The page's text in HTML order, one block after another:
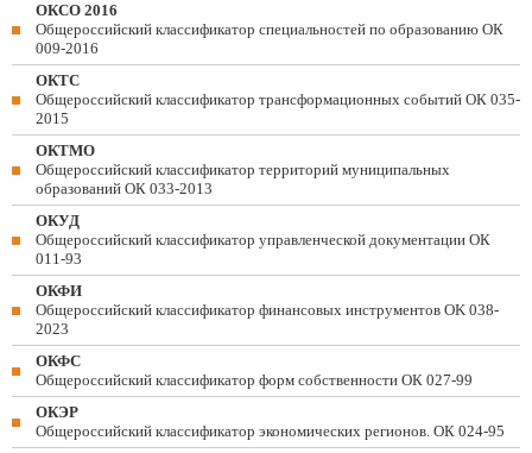
ОКСО 2016
Общероссийский классификатор специальностей по образованию ОК
009-2016
ОКТС
Общероссийский классификатор трансформационных событий ОК 035-
2015
ОКТМО
Общероссийский классификатор территорий муниципальных
образований ОК 033-2013
ОКУД
Общероссийский классификатор управленческой документации ОК
011-93
ОКФИ
Общероссийский классификатор финансовых инструментов OK 038-
2023
ОКФС
Общероссийский классификатор форм собственности ОК 027-99
ОКЭР
Общероссийский классификатор экономических регионов. ОК 024-95